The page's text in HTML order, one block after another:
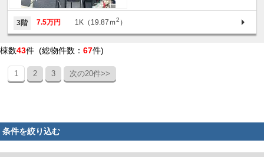
3階 7.5万円 1K（19.87ｍ2 ）
棟数43件 (総物件数： 67件)
1 2 3 次の20件>>
条件を絞り込む